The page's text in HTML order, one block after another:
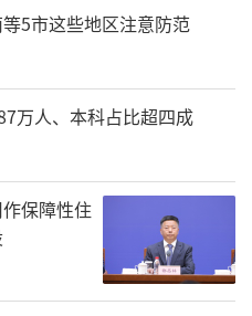
5市这些地区注意防范
万人、本科占比超四成
保障性住